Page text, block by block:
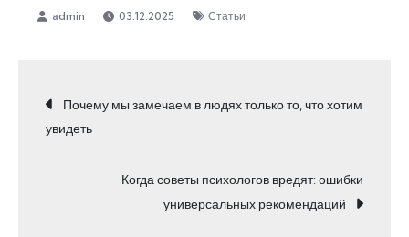
03.12.2025 Статьи
Навигация
по
записям
Почему мы замечаем в людях только то, что хотим
увидеть
Когда советы психологов вредят: ошибки
универсальных рекомендаций